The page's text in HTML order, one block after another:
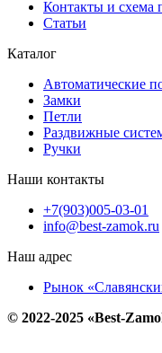
Контакты и схема
Статьи
Каталог
Автоматические
Замки
Петли
Раздвижные
Ручки
Наши контакты
+7(903)005-03-01
info@best-zamok.ru
Наш адрес
Рынок
© 2022-2025 «Best-